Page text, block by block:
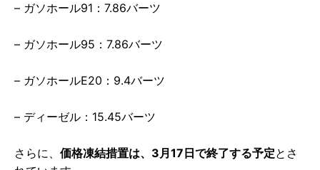
– ガソホール91：7.86バーツ
– ガソホール95：7.86バーツ
– ガソホールE20：9.4バーツ
– ディーゼル：15.45バーツ
さらに、 価格凍結措置は、3月17日で終了する予定とさ